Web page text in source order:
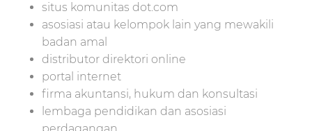
situs komunitas dot.com
asosiasi atau kelompok lain yang mewakili
badan amal
distributor direktori online
portal internet
firma akuntansi, hukum dan konsultasi
lembaga pendidikan dan asosiasi